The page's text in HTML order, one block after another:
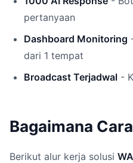
pertanyaan
Dashboard Monitoring
dari 1 tempat
Broadcast Terjadwal -
Bagaimana
Berikut alur kerja solusi